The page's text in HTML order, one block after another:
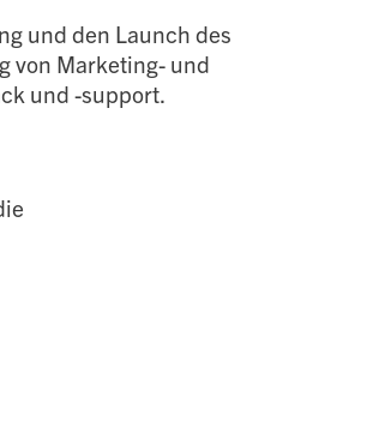
und den Launch des
von Marketing- und
und -support.